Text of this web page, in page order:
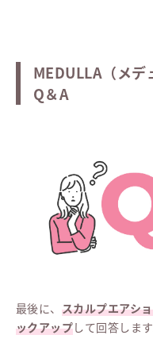
MEDULLA（メデ
Q＆A
最後に、 スカルプエアシ
ックアップして回答します